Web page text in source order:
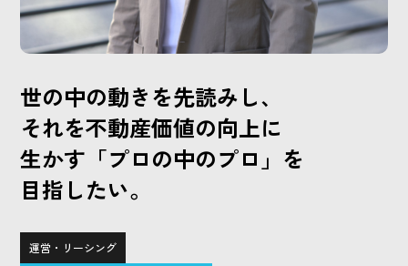
世の中の動きを先読みし、
それを不動産価値の向上に
生かす「プロの中のプロ」を
目指したい。
運営・リーシング